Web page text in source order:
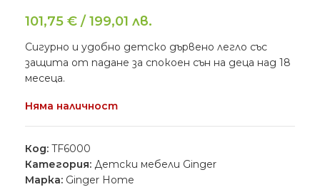
101,75 € /199,01 лв.
Сигурно и удобно детско дървено легло със
защита от падане за спокоен сън на деца над 18
месеца.
Няма наличност
Код: TF6000
Категория: Детски мебели Ginger
Марка: Ginger Home